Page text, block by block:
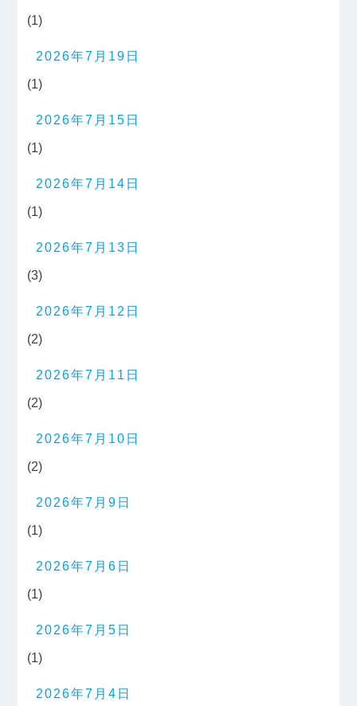
(1)
2026年7月19日
(1)
2026年7月15日
(1)
2026年7月14日
(1)
2026年7月13日
(3)
2026年7月12日
(2)
2026年7月11日
(2)
2026年7月10日
(2)
2026年7月9日
(1)
2026年7月6日
(1)
2026年7月5日
(1)
2026年7月4日